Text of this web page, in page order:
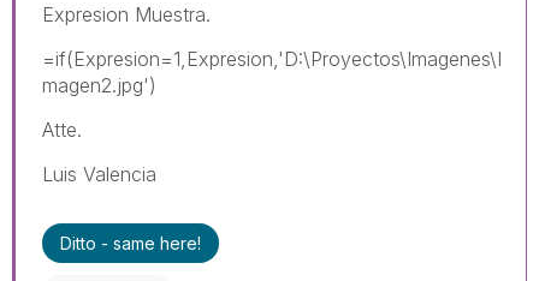
Expresion Muestra.
=if(Expresion=1,Expresion,'D:\Proyectos\Imagenes\I
magen2.jpg')
Atte.
Luis Valencia
Ditto - same here!